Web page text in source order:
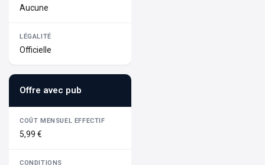
Aucune
Officielle
Offre avec pub
5,99 €